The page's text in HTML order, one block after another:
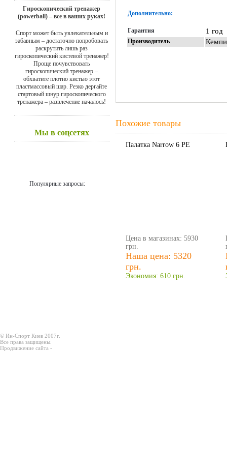
Гироскопический тренажер
(powerball) – все в ваших руках!
Спорт может быть увлекательным и
забавным – достаточно попробовать
раскрутить лишь раз
гироскопический кистевой тренажер!
Проще почувствовать
гироскопический тренажер –
обхватите плотно кистью этот
пластмассовый шар. Резко дергайте
стартовый шнур гироскопического
тренажера – развлечение началось!
Мы в соцсетях
Популярные запросы:
Дополнительно:
Гарантия 1 год
Производитель
Похожие товары
Палатка Narrow 6 PE
Цена в магазинах: 5930
грн.
Наша цена: 5320
грн.
Экономия: 610 грн.
© Ин-Спорт Киев 2007г.
Все права защищены.
Продвижение сайта -